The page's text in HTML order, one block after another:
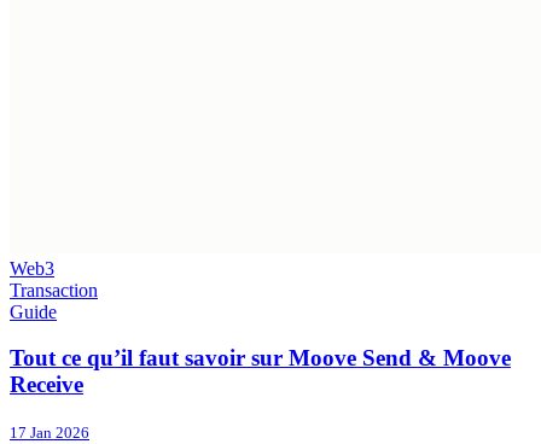
Web3
Transaction
Guide
Tout ce qu’il faut savoir sur Moove Send & Moove
Receive
17 Jan 2026